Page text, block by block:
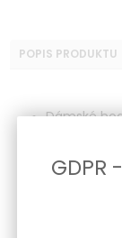
POPIS PRODUKTU
Dámské
Stroj -
Kožený